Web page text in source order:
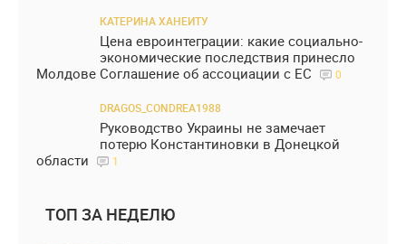
КАТЕРИНА ХАНЕИТУ
Цена евроинтеграции: какие социально-
экономические последствия принесло
Молдове Соглашение об ассоциации с ЕС
0
DRAGOS_CONDREA1988
Руководство Украины не замечает
потерю Константиновки в Донецкой
области
1
ТОП ЗА НЕДЕЛЮ